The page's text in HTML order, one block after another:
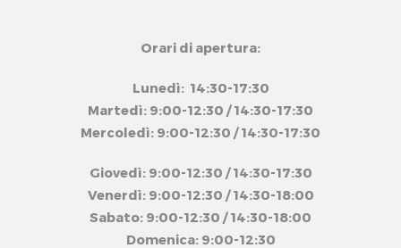
Orari di apertura:
Lunedì: 14:30-17:30
Martedì: 9:00-12:30 / 14:30-17:30
Mercoledì: 9:00-12:30 / 14:30-17:30
Giovedì: 9:00-12:30 / 14:30-17:30
Venerdì: 9:00-12:30 / 14:30-18:00
Sabato: 9:00-12:30 / 14:30-18:00
Domenica: 9:00-12:30